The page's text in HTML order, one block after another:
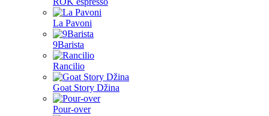
La Pavoni
9Barista
Rancilio
Goat Story Džina
Pour-over